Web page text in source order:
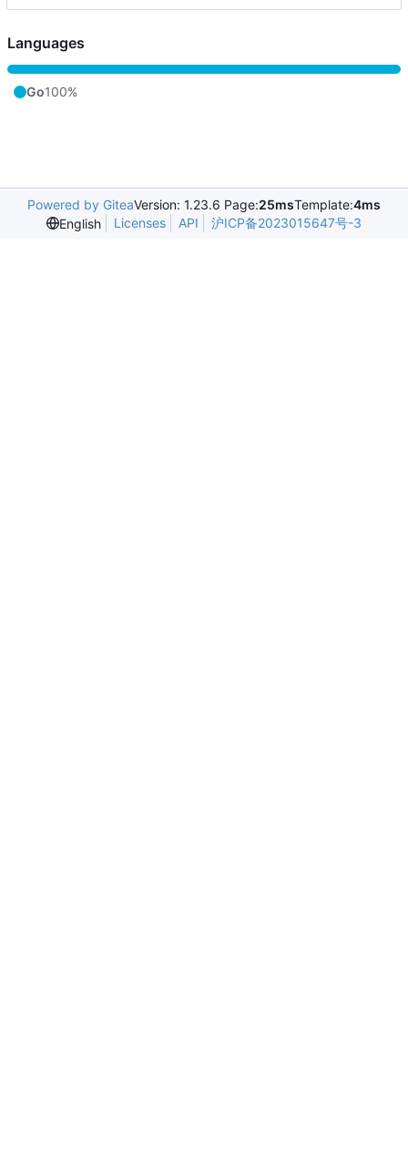
Languages
Go100%
Powered by GiteaVersion: 1.23.6 Page:25msTemplate:4ms
English
Licenses API 沪ICP备2023015647号-3